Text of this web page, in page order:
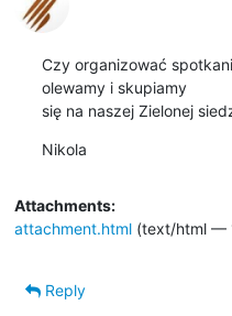
Czy organizować
olewamy i skupiamy
się na naszej Zielonej
Nikola
Attachments:
attachment.html(text/html —
Reply